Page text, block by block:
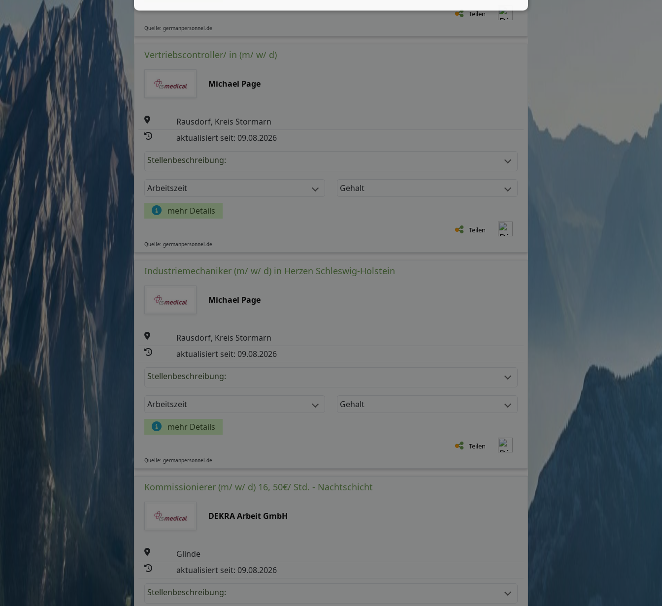
Teilen
Quelle: germanpersonnel.de
Vertriebscontroller/ in (m/ w/ d)
Michael Page
Rausdorf, Kreis Stormarn
aktualisiert seit: 09.08.2026
Stellenbeschreibung:
Arbeitszeit Gehalt
mehr Details
Teilen
Quelle: germanpersonnel.de
Industriemechaniker (m/ w/ d) in Herzen Schleswig-Holstein
Michael Page
Rausdorf, Kreis Stormarn
aktualisiert seit: 09.08.2026
Stellenbeschreibung:
Arbeitszeit Gehalt
mehr Details
Teilen
Quelle: germanpersonnel.de
Kommissionierer (m/ w/ d) 16, 50€/ Std. - Nachtschicht
DEKRA Arbeit GmbH
Glinde
aktualisiert seit: 09.08.2026
Stellenbeschreibung: